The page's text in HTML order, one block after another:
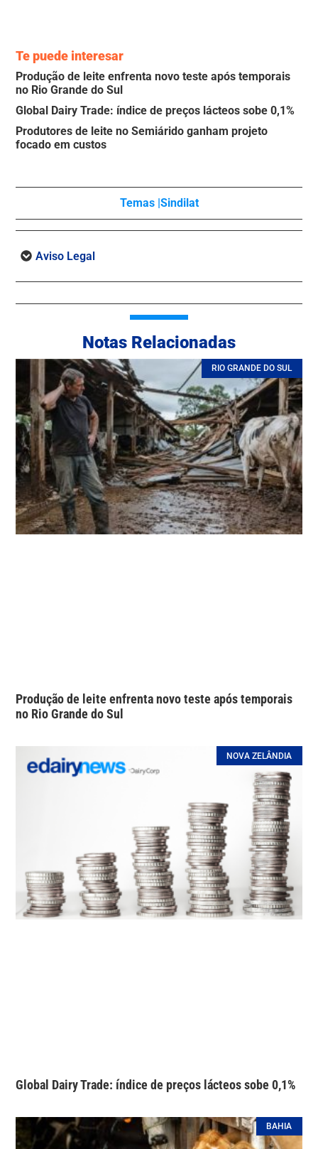
Te puede interesar
Produção de leite enfrenta novo teste após temporais
no Rio Grande do Sul
Global Dairy Trade: índice de preços lácteos sobe 0,1%
Produtores de leite no Semiárido ganham projeto
focado em custos
Temas |Sindilat
Aviso Legal
Notas Relacionadas
RIO GRANDE DO SUL
Produção de leite enfrenta novo teste após temporais
no Rio Grande do Sul
NOVA ZELÂNDIA
Global Dairy Trade: índice de preços lácteos sobe 0,1%
BAHIA